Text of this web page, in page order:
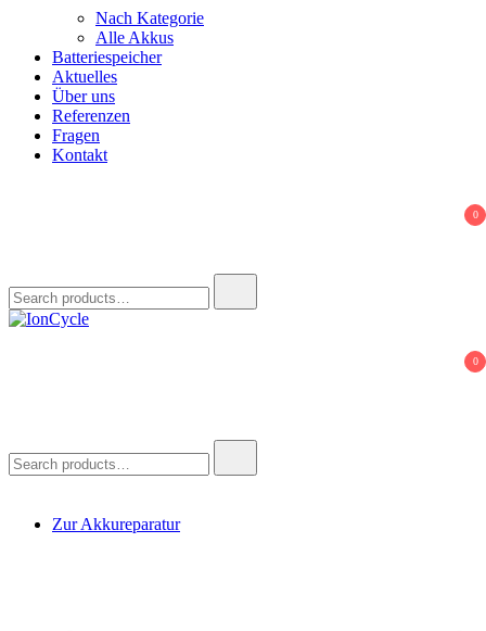
Nach Kategorie
Alle Akkus
Batteriespeicher
Aktuelles
Über uns
Referenzen
Fragen
Kontakt
0
for:
0
for:
Zur Akkureparatur